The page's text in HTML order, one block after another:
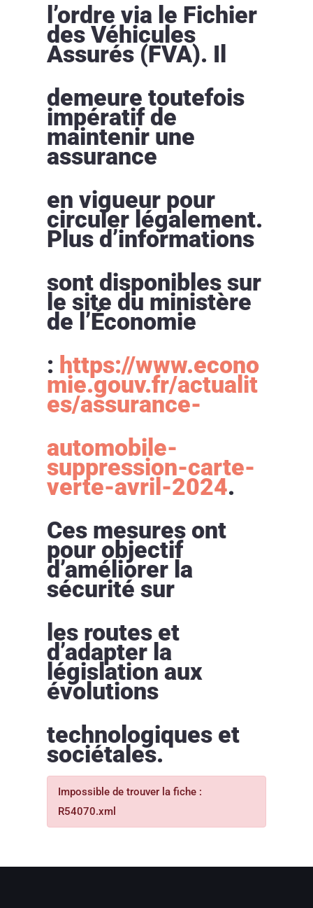
l’ordre via le Fichier
des Véhicules
Assurés (FVA). Il
demeure toutefois
impératif de
maintenir une
assurance
en vigueur pour
circuler légalement.
Plus d’informations
sont disponibles sur
le site du ministère
de l’Économie
: https://www.econo
mie.gouv.fr/actualit
es/assurance-
automobile-
suppression-carte-
verte-avril-2024.
Ces mesures ont
pour objectif
d’améliorer la
sécurité sur
les routes et
d’adapter la
législation aux
évolutions
technologiques et
sociétales.
Impossible de trouver la fiche :
R54070.xml